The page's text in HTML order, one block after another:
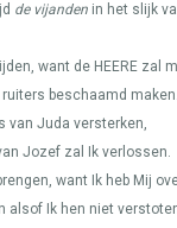
de vijanden in het slijk
want de HEERE zal
beschaamd maken.
van Juda versterken,
Jozef zal Ik verlossen.
want Ik heb Mij
alsof Ik hen niet